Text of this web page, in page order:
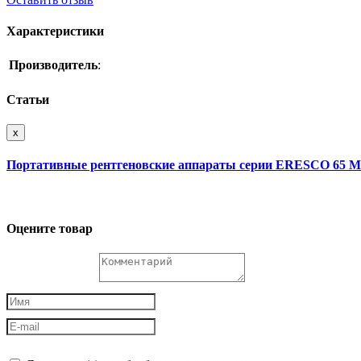
Характеристики
Производитель:
Статьи
x
Портативные рентгеновские аппараты серии ERESCO 65
Оцените товар